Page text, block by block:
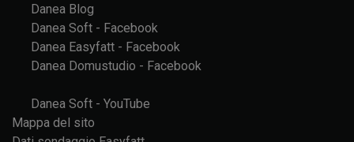
Danea Blog
Danea Soft - Facebook
Danea Easyfatt - Facebook
Danea Domustudio - Facebook
Danea Soft - YouTube
Mappa del sito